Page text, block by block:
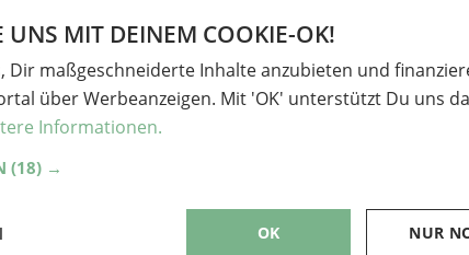
UNS MIT DEINEM COOKIE-OK!
Dir maßgeschneiderte Inhalte anzubieten und
über Werbeanzeigen. Mit 'OK' unterstützt Du uns
Informationen.
(18) →
OK NUR